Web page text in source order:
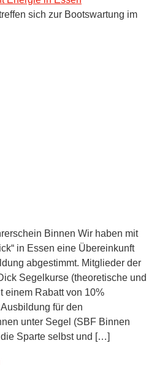
sich zur Bootswartung im
Binnen Wir haben mit
in Essen eine Übereinkunft
abgestimmt. Mitglieder der
Segelkurse (theoretische und
einem Rabatt von 10%
für den
unter Segel (SBF Binnen
Sparte selbst und […]